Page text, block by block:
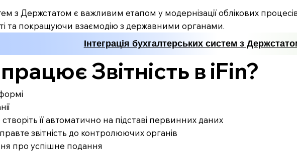
з Держстатом є важливим етапом у модернізації облікових
та покращуючи взаємодію з державними органами.
Інтеграція бухгалтерських систем з
Звітність в iFin?
створіть її автоматично на підставі первинних даних
звітність до контролюючих органів
про успішне подання